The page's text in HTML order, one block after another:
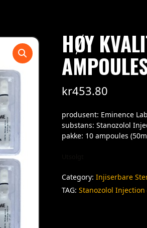
HØY
kr453.80
produsent: Eminence
substans: Stanozolol
pakke: 10 ampoules
Category:Injiserbare
TAG:Stanozolol